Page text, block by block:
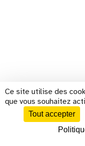
Ce site utilise des
que vous souhaitez
Tout accepter